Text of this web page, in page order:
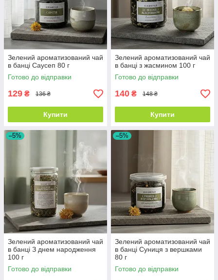
Зелений ароматизований чай
в банці Саусеп 80 г
Готово до відправки
129 ₴ 136 ₴
Купити
Зелений ароматизований чай
в банці з жасмином 100 г
Готово до відправки
140 ₴ 148 ₴
Купити
–5%
Зелений ароматизований чай
в банці З днем народження
100 г
Готово до відправки
–5%
Зелений ароматизований чай
в банці Суниця з вершками
80 г
Готово до відправки